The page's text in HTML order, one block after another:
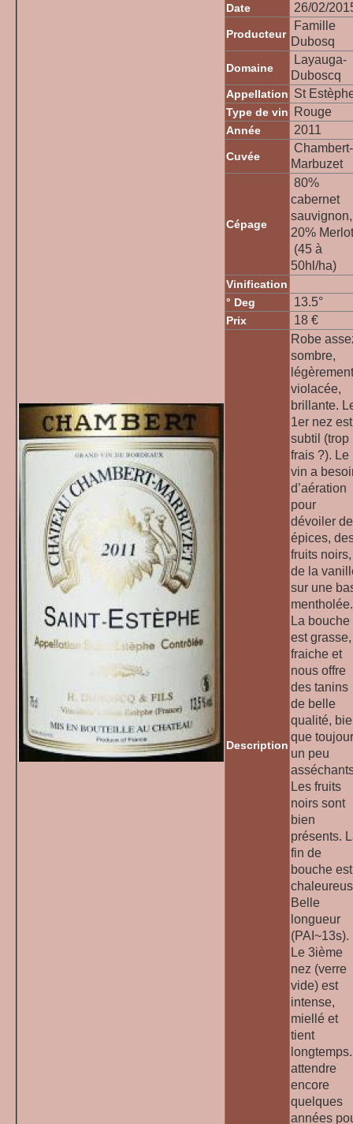
Date 26/02/
Producteur
Famille
Dubosq
Domaine
Layauga-
Duboscq
Appellation St
Type de vin Rouge
Année 2011
Cuvée
Chambert-
Marbuzet
Cépage
80%
cabernet
sauvignon,
20% Merlot
(45 à
50hl/ha)
Vinification
° Deg
13.5°
Prix 18 €
Description
Robe
sombre,
légèrement
violacée,
brillante.
1er nez est
subtil (trop
frais ?). Le
vin a
d’aération
pour
dévoiler
épices,
fruits noirs,
de la
sur une
mentholée.
La bouche
est grasse,
fraiche et
nous offre
des tanins
de belle
qualité,
que
un peu
Les fruits
noirs sont
bien
présents.
fin de
bouche est
Belle
longueur
(PAI~13s).
Le 3ième
nez (verre
vide) est
intense,
miellé et
tient
attendre
encore
quelques
années